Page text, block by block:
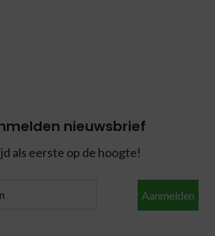
nieuwsbrief
als eerste op de hoogte!
Aanmelden